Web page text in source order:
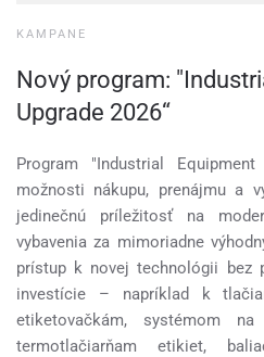
KAMPANE
Nový program:
Upgrade 2026“
Program "Industrial
možnosti nákupu, prenájmu a
jedinečnú príležitosť na
vybavenia za mimoriadne
prístup k novej technológii bez
investície – napríklad k
etiketovačkám, systémom
termotlačiarňam etikiet,